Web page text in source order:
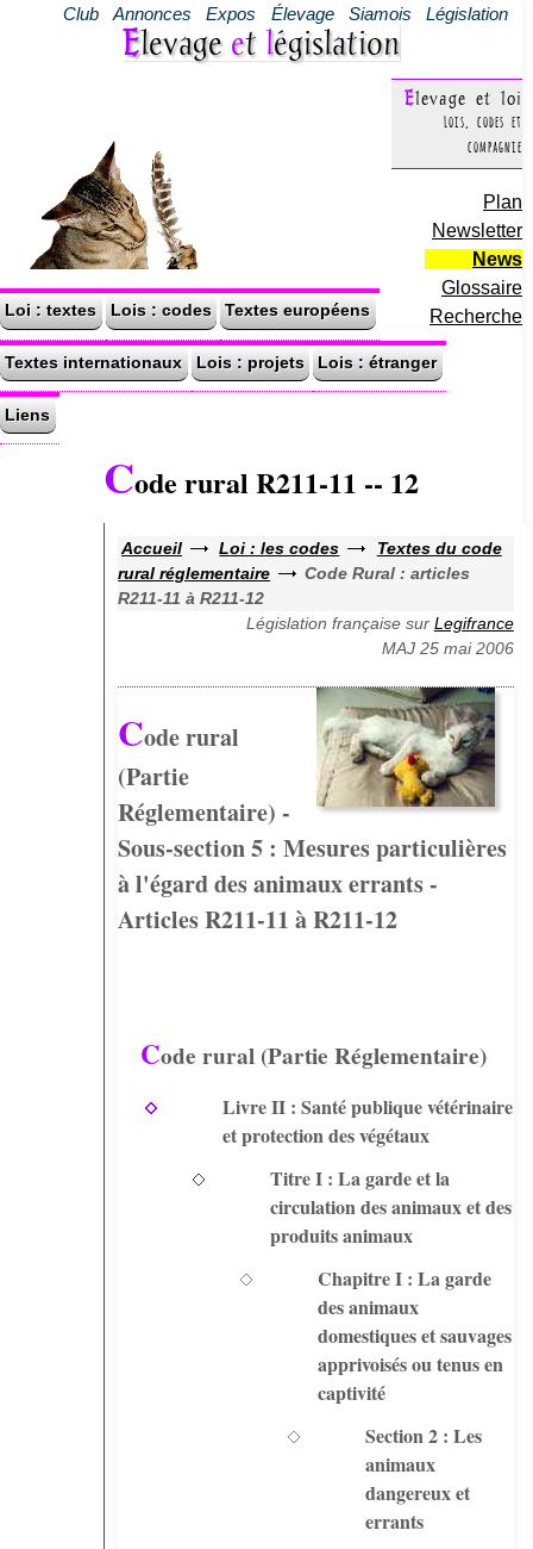
Club Annonces Expos Élevage Siamois Législation
Elevage et législation
Elevage et loi
Lois, codes et
compagnie
Plan
Newsletter
News
Glossaire
Recherche
Loi : textes Lois : codes Textes européens
Textes internationaux Lois : projets Lois : étranger
Liens
Code rural R211-11 -- 12
Accueil Loi : les codes
Textes du code
rural réglementaire
Code Rural : articles
R211-11 à R211-12
Législation française sur Legifrance
MAJ 25 mai 2006
Code rural
(Partie
Réglementaire) -
Sous-section 5 : Mesures particulières
à l'égard des animaux errants -
Articles R211-11 à R211-12
Code rural (Partie Réglementaire)
Livre II : Santé publique vétérinaire
et protection des végétaux
Titre I : La garde et la
circulation des animaux et des
produits animaux
Chapitre I : La garde
des animaux
domestiques et sauvages
apprivoisés ou tenus en
captivité
Section 2 : Les
animaux
dangereux et
errants